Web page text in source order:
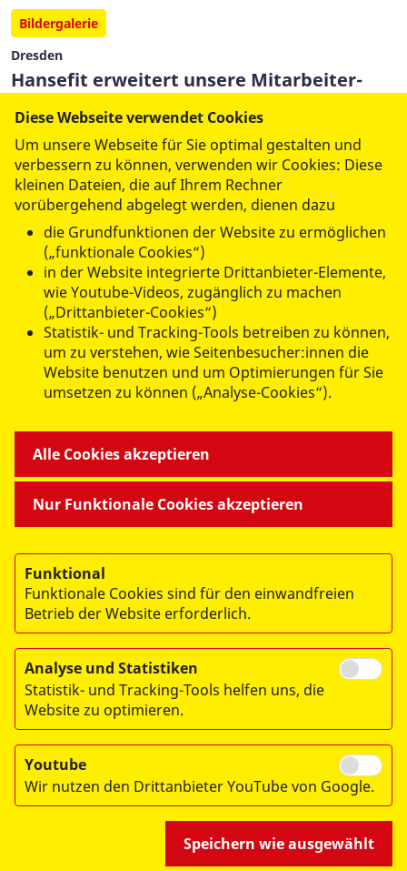
Bildergalerie
Dresden
Hansefit erweitert unsere Mitarbeiter-
Benefits
Mehr lesen
1(aktuell)
2 3
… 62
MITMACHEN & HELFEN
BESONDERE PROJEKTE
© 2026 ASB Dresden & Kamenz
Impressum
Datenschutz
Hinweisgebersystem
Diese Webseite verwendet Cookies
Um unsere Webseite für Sie optimal gestalten und
verbessern zu können, verwenden wir Cookies: Diese
kleinen Dateien, die auf Ihrem Rechner
vorübergehend abgelegt werden, dienen dazu
die Grundfunktionen der Website zu ermöglichen
(„funktionale Cookies“)
in der Website integrierte Drittanbieter-Elemente,
wie Youtube-Videos, zugänglich zu machen
(„Drittanbieter-Cookies“)
Statistik- und Tracking-Tools betreiben zu können,
um zu verstehen, wie Seitenbesucher:innen die
Website benutzen und um Optimierungen für Sie
umsetzen zu können („Analyse-Cookies“).
Nur Funktionale Cookies akzeptieren
Alle Cookies akzeptieren
Funktional
Funktionale Cookies sind für den einwandfreien
Betrieb der Website erforderlich.
Analyse und Statistiken
Statistik- und Tracking-Tools helfen uns, die
Website zu optimieren.
Youtube
Wir nutzen den Drittanbieter YouTube von Google.
Speichern wie ausgewählt